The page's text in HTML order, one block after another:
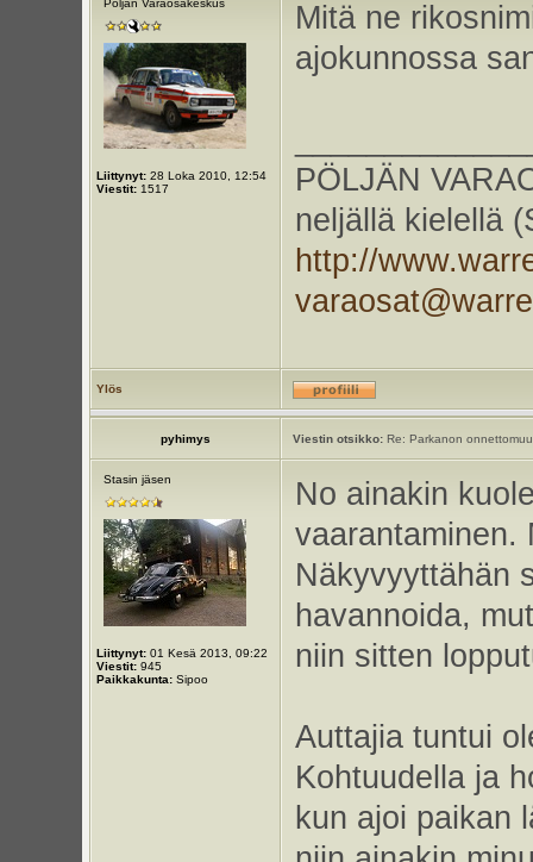
Pöljän Varaosakeskus
Liittynyt:28 Loka 2010, 12:54
Viestit:1517
Mitä ne
ajokunnossa
PÖLJÄN
neljällä kielellä
http://
Ylös
pyhimys Viestin otsikko:Re: Parkanon
Stasin jäsen
Liittynyt:01 Kesä 2013, 09:22
Viestit:945
Paikkakunta:Sipoo
No ainakin
vaarantaminen.
Näkyvyyttähän
havannoida,
niin sitten
Auttajia tuntui
Kohtuudella ja
kun ajoi paikan